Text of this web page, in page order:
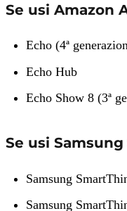
Se usi Amazon
Echo (4ª
Echo Hub
Echo Show 8 (3ª
Se usi
Samsung
Samsung